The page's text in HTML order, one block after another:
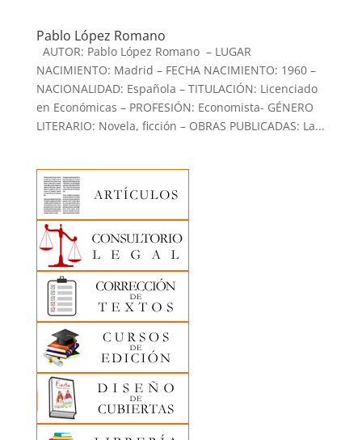
Pablo López Romano
AUTOR: Pablo López Romano – LUGAR
NACIMIENTO: Madrid – FECHA NACIMIENTO: 1960 –
NACIONALIDAD: Española – TITULACIÓN: Licenciado
en Económicas – PROFESIÓN: Economista- GÉNERO
LITERARIO: Novela, ficción – OBRAS PUBLICADAS: La...